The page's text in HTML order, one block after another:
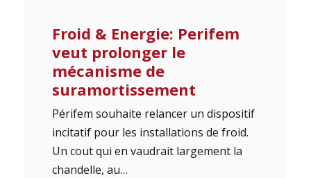
Froid & Energie: Perifem
veut prolonger le
mécanisme de
suramortissement
Périfem souhaite relancer un dispositif
incitatif pour les installations de froid.
Un cout qui en vaudrait largement la
chandelle, au…